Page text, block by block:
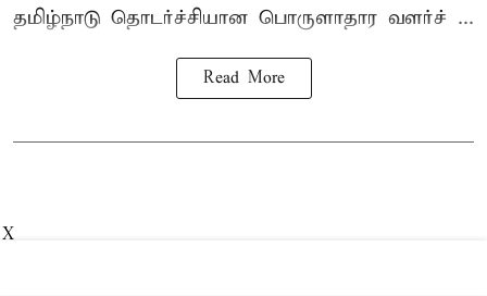
தமிழ்நாடு தொடர்ச்சியான பொருளாதார வளர்ச் ...
Read More
X